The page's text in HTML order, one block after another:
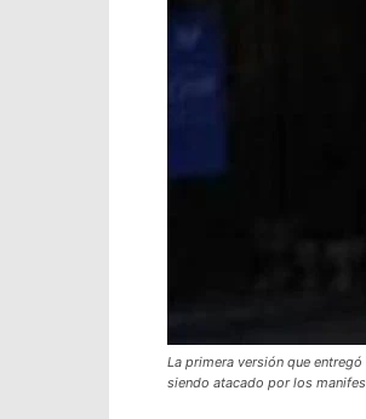
La primera versión que
siendo atacado por los